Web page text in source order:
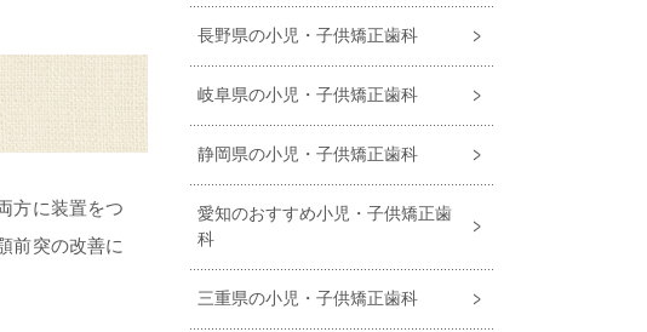
方に装置をつ
前突の改善に
長野県の小児・子供矯正歯科
岐阜県の小児・子供矯正歯科
静岡県の小児・子供矯正歯科
愛知のおすすめ小児・⼦供矯正⻭
科
三重県の小児・子供矯正歯科